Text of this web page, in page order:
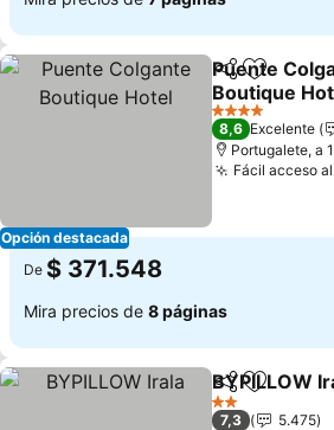
Opción destacada
Compartir
Agregar
Puente
Boutique
Ver precios
4 Estrellas
8,6 Excelente
Portugalete, a
Fácil acceso
De $ 371.548
Mira precios de 8 páginas
Compartir
Agregar
BYPILLOW
2 Estrellas
7,3
5.475